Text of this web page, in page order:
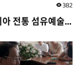
조회
382
인도네시아 전통 섬유예술 - 바틱